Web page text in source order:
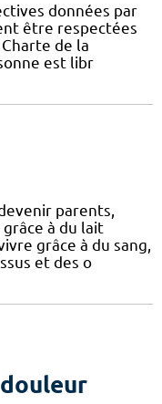
données par
être respectées
de la
est libr
parents,
à du lait
grâce à du sang,
et des o